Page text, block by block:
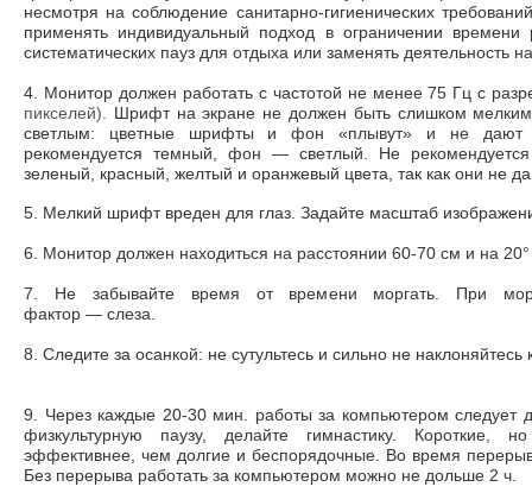
несмотря на соблюдение санитарно-гигиенических
применять индивидуальный подход в ограничении
систематических пауз для отдыха или заменять деятельность
4. Монитор должен работать с частотой не менее 75 Гц с
пикселей). Шрифт на экране не должен быть слишком
светлым: цветные шрифты и фон «плывут» и не дают
рекомендуется темный, фон — светлый. Не
зеленый, красный, желтый и оранжевый цвета, так как они не
5. Мелкий шрифт вреден для глаз. Задайте масштаб
6. Монитор должен находиться на расстоянии 60-70 см и на
7. Не забывайте время от времени моргать. При
фактор — слеза.
8. Следите за осанкой: не сутультесь и сильно не наклоняйтесь
9. Через каждые 20-30 мин. работы за компьютером следует
физкультурную паузу, делайте гимнастику. Короткие,
эффективнее, чем долгие и беспорядочные. Во время
Без перерыва работать за компьютером можно не дольше 2 ч.